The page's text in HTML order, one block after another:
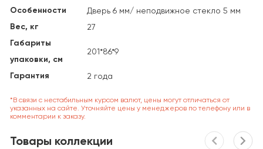
Особенности Дверь 6 мм/ неподвижное стекло 5 мм
Вес, кг 27
Габариты
упаковки, см
201*86*9
Гарантия 2 года
*В связи с нестабильным курсом валют, цены могут отличаться от
указанных на сайте. Уточняйте цены у менеджеров по телефону или в
комментарии к заказу.
Товары коллекции